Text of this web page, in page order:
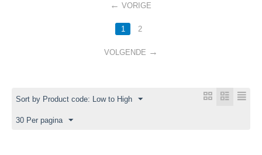
VORIGE
1 2
VOLGENDE
Sort by Product code: Low to High
30 Per pagina